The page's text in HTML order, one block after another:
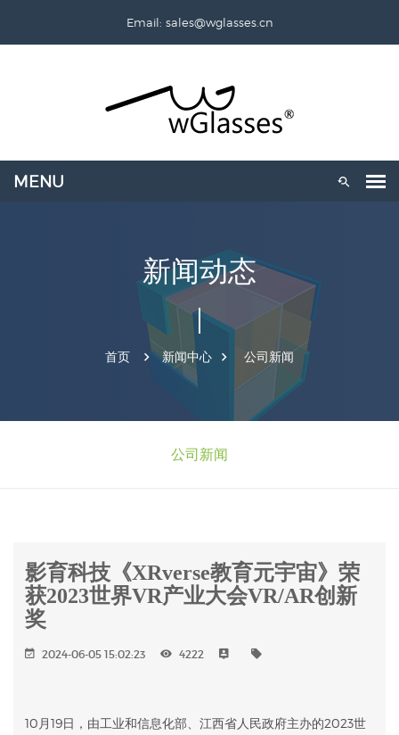
Email: sales@wglasses.cn
新闻动态
首页 新闻中心 公司新闻
公司新闻
影育科技《XRverse教育元宇宙》荣
获2023世界VR产业大会VR/AR创新
奖
2024-06-05 15:02:23 4222
10月19日，由工业和信息化部、江西省人民政府主办的2023世